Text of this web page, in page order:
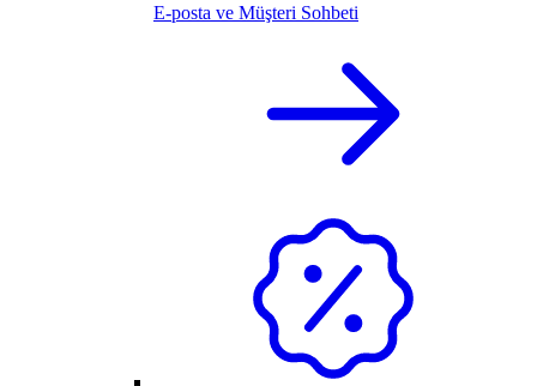
E-posta ve Müşteri Sohbeti